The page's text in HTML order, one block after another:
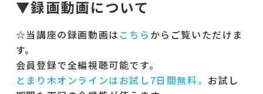
▼録画動画について
☆当講座の録画動画は こちら からご覧いただけま
す。
会員登録で全編視聴可能です。
とまり木オンラインはお試し7日間無料。 お試し